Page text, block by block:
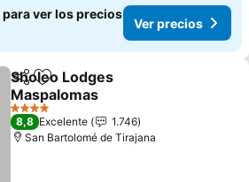
ver los precios
Ver precios
CompartirAñadir a favoritos
Sholeo Lodges
Maspalomas
Ver precios
4 Estrellas
8,8 Excelente
1.746
San Bartolomé de Tirajana